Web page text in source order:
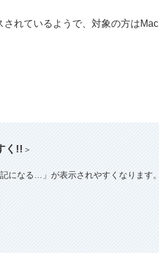
されているようで、対象の方はMac
く!! ＞
になる…」が表示されやすくなります。